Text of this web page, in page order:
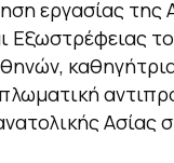
εργασίας της
Εξωστρέφειας
Ασίας